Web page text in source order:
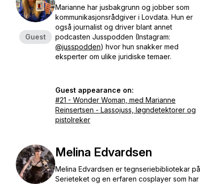
Guest
Marianne har jusbakgrunn og jobber som
kommunikasjonsrådgiver i Lovdata. Hun er
også journalist og driver blant annet
podcasten Jusspodden (Instagram:
@jusspodden) hvor hun snakker med
eksperter om ulike juridiske temaer.
Guest appearance on:
#21 - Wonder Woman, med Marianne
Reinsertsen - Lassojuss, løgndetektorer og
pistolreker
Melina Edvardsen
Melina Edvardsen er tegnseriebibliotekar på
Serieteket og en erfaren cosplayer som har